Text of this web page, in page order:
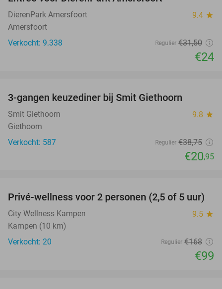
DierenPark Amersfoort 9.4 star
Amersfoort
Verkocht: 9.338
Regulier €31,50
€24
3-gangen keuzediner bij Smit Giethoorn
Smit Giethoorn 9.8 star
Giethoorn
Verkocht: 587
Regulier €38,75
€20,95
41%
Privé-wellness voor 2 personen (2,5 of 5 uur)
City Wellness Kampen 9.5 star
Kampen (10 km)
Verkocht: 20
Regulier €168
€99